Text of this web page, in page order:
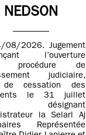
NEDSON
08/2026. Jugement
l’ouverture
procédure de
judiciaire,
cessation des
le 31 juillet
désignant
la Selarl Aj
Représentée